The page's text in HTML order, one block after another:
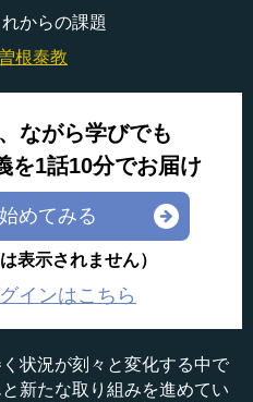
からの課題
根泰教
ながら学びでも
を1話10分でお届け
めてみる
表示されません）
インはこちら
状況が刻々と変化する中で
新たな取り組みを進めてい